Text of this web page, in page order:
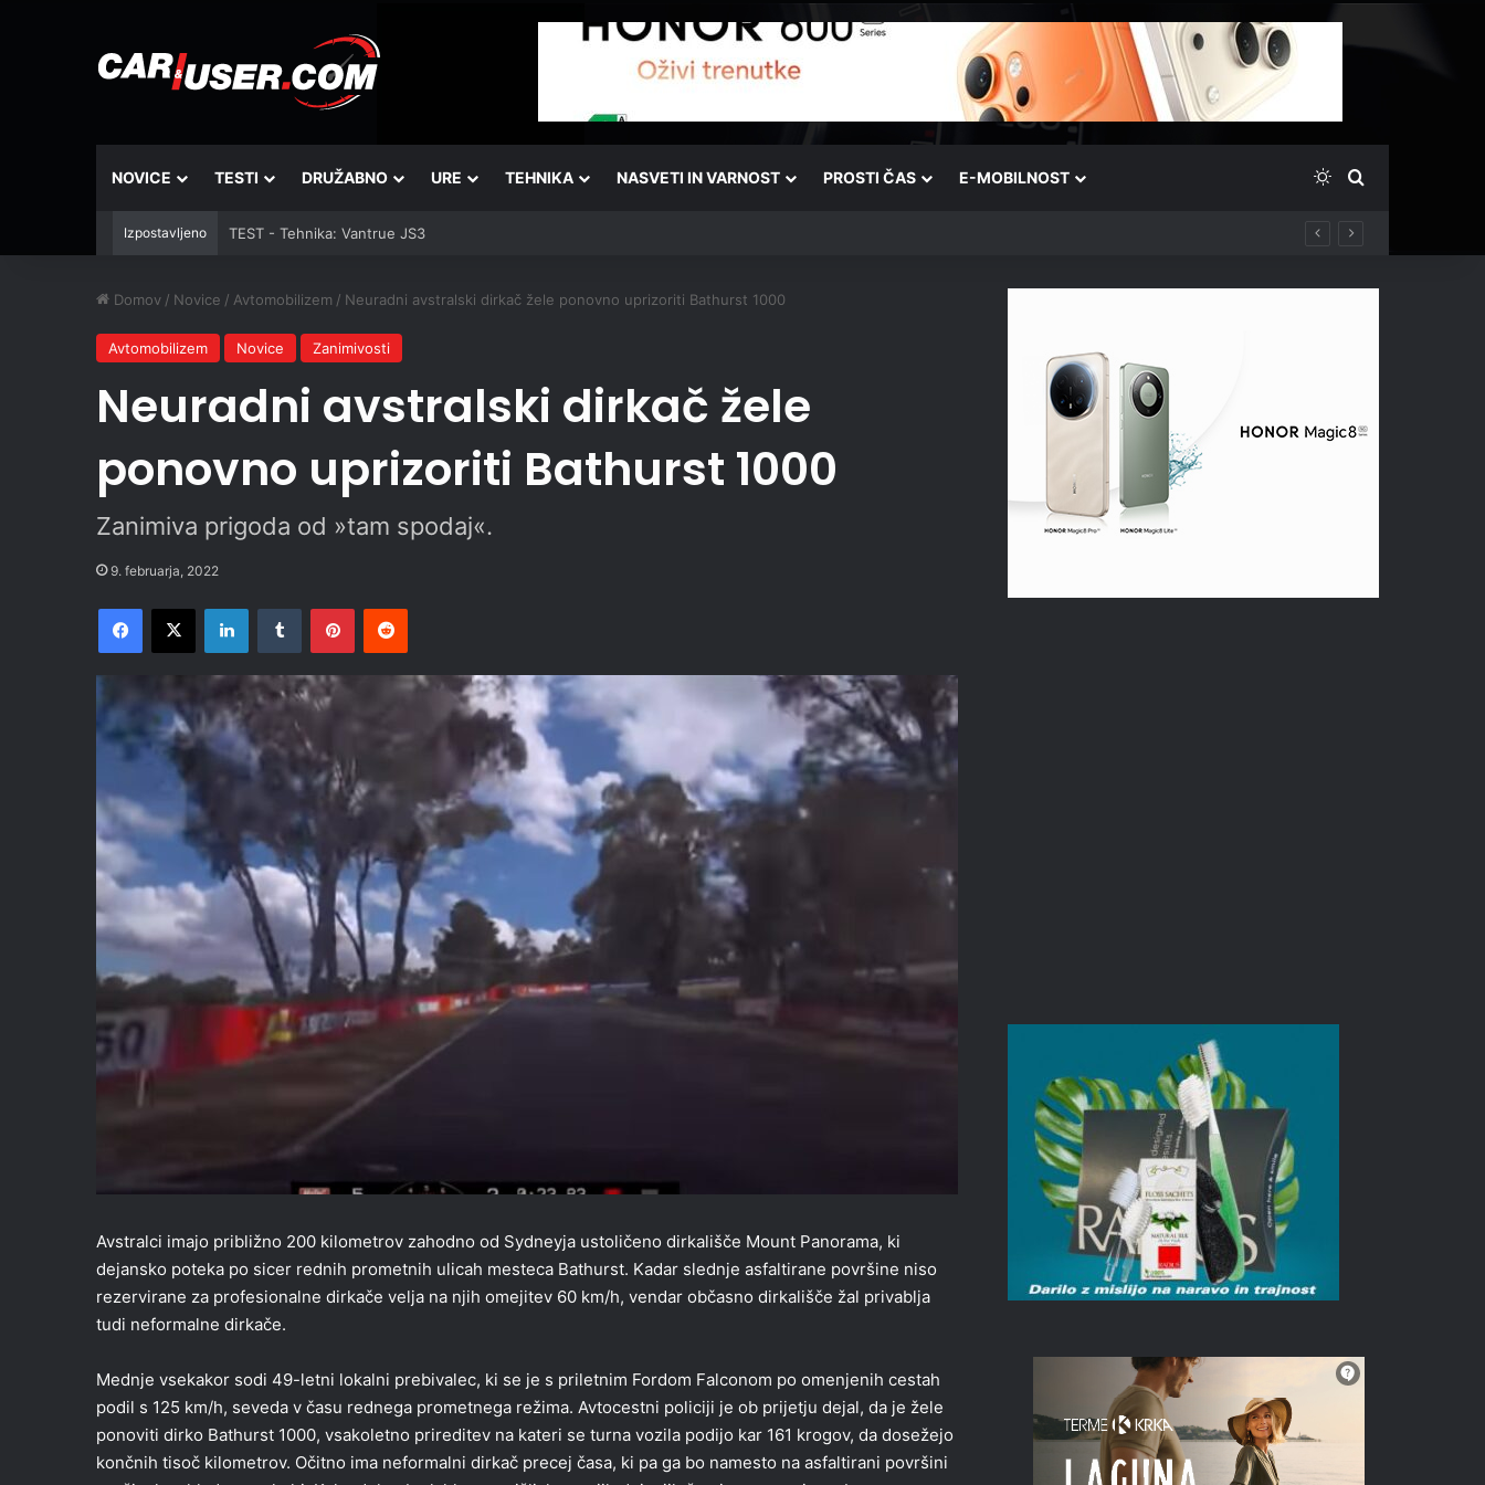
NOVICE TESTI DRUŽABNO URE TEHNIKA NASVETI IN VARNOST PROSTI ČAS E-MOBILNOST Switch skin
Išči
Izpostavljeno TEST - Tehnika: Vantrue JS3
Domov / Novice / Avtomobilizem / Neuradni avstralski dirkač žele ponovno uprizoriti Bathurst 1000
Avtomobilizem Novice Zanimivosti
Neuradni avstralski dirkač žele
ponovno uprizoriti Bathurst 1000
Zanimiva prigoda od »tam spodaj«.
9. februarja, 2022
Facebook
X LinkedInTumblr PinterestReddit
Avstralci imajo približno 200 kilometrov zahodno od Sydneyja ustoličeno dirkališče Mount Panorama, ki
dejansko poteka po sicer rednih prometnih ulicah mesteca Bathurst. Kadar slednje asfaltirane površine niso
rezervirane za profesionalne dirkače velja na njih omejitev 60 km/h, vendar občasno dirkališče žal privablja
tudi neformalne dirkače.
Mednje vsekakor sodi 49-letni lokalni prebivalec, ki se je s priletnim Fordom Falconom po omenjenih cestah
podil s 125 km/h, seveda v času rednega prometnega režima. Avtocestni policiji je ob prijetju dejal, da je žele
ponoviti dirko Bathurst 1000, vsakoletno prireditev na kateri se turna vozila podijo kar 161 krogov, da dosežejo
končnih tisoč kilometrov. Očitno ima neformalni dirkač precej časa, ki pa ga bo namesto na asfaltirani površini